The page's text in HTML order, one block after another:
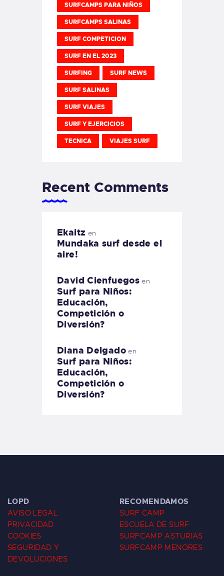
SURFCAMPS PARA NIÑOS
SURFCAMPS SALINAS
SURF COMPETICION
SURF EN EL 2023
SURFING SURF NEWS
SURF SALINAS
SURF VIAJES
SURF Y EJERCICIOS
TECNICA VIAJES SURF
Recent Comments
Ekaitz en
Mundaka surf desde el
aire!
David Cienfuegos en
Surf para Niños:
Educación,
Competición o
Diversión?
Diana Delgadoen
Surf para Niños:
Educación,
Competición o
Diversión?
LOPD
AVISO LEGAL
PRIVACIDAD
COOKIES
SEGURIDAD Y
DEVOLUCIONES
RECOMENDAMOS
SURF CAMP
ESCUELA DE SURF
SURFCAMP ASTURIAS
SURFCAMP MENORES